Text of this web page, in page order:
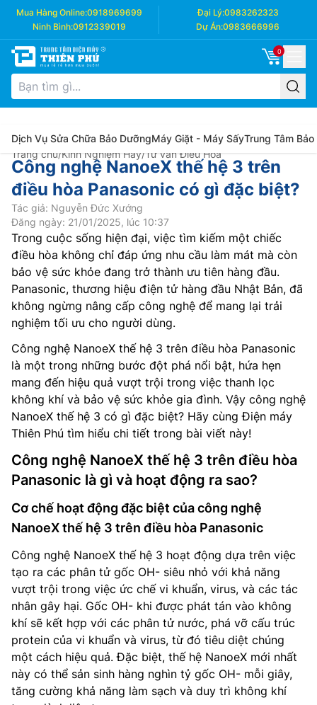
Mua Hàng Online:0918969699 Đại Lý:0983262323
Ninh Bình:0912339019 Dự Án:0983666996
0
Dịch Vụ Sửa Chữa Bảo DưỡngMáy Giặt - Máy SấyTrung Tâm Bảo
Trang chủ/Kinh Nghiệm Hay/Tư vấn Điều Hòa
Công nghệ NanoeX thế hệ 3 trên
điều hòa Panasonic có gì đặc biệt?
Tác giả: Nguyễn Đức Xướng
Đăng ngày: 21/01/2025, lúc 10:37
Trong cuộc sống hiện đại, việc tìm kiếm một chiếc
điều hòa không chỉ đáp ứng nhu cầu làm mát mà còn
bảo vệ sức khỏe đang trở thành ưu tiên hàng đầu.
Panasonic, thương hiệu điện tử hàng đầu Nhật Bản, đã
không ngừng nâng cấp công nghệ để mang lại trải
nghiệm tối ưu cho người dùng.
Công nghệ NanoeX thế hệ 3 trên điều hòa Panasonic
là một trong những bước đột phá nổi bật, hứa hẹn
mang đến hiệu quả vượt trội trong việc thanh lọc
không khí và bảo vệ sức khỏe gia đình. Vậy công nghệ
NanoeX thế hệ 3 có gì đặc biệt? Hãy cùng Điện máy
Thiên Phú tìm hiểu chi tiết trong bài viết này!
Công nghệ NanoeX thế hệ 3 trên điều hòa
Panasonic là gì và hoạt động ra sao?
Cơ chế hoạt động đặc biệt của công nghệ
NanoeX thế hệ 3 trên điều hòa Panasonic
Công nghệ NanoeX thế hệ 3 hoạt động dựa trên việc
tạo ra các phân tử gốc OH- siêu nhỏ với khả năng
vượt trội trong việc ức chế vi khuẩn, virus, và các tác
nhân gây hại. Gốc OH- khi được phát tán vào không
khí sẽ kết hợp với các phân tử nước, phá vỡ cấu trúc
protein của vi khuẩn và virus, từ đó tiêu diệt chúng
một cách hiệu quả. Đặc biệt, thế hệ NanoeX mới nhất
này có thể sản sinh hàng nghìn tỷ gốc OH- mỗi giây,
tăng cường khả năng làm sạch và duy trì không khí